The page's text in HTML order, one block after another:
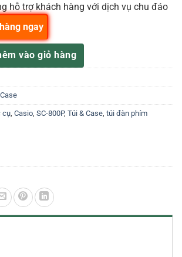
hỗ trợ khách hàng với dịch vụ chu đáo
lượng tốt CASIO SC-800P ( phù hợp di chuyển
vào giỏ hàng
ngay
cụ Casio SC-800P, Túi & Case túi đàn phím